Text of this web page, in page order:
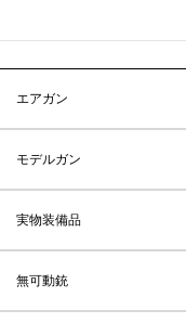
エアガン
モデルガン
実物装備品
無可動銃